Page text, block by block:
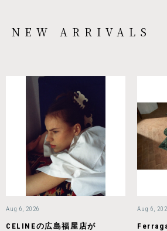
NEW ARRIVALS
Aug 6, 2026
CELINEの広島福屋店が
Aug 6,